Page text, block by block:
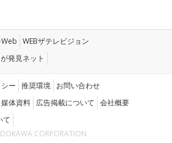
WEBザテレビジョン
発見ネット
ー 推奨環境 お問い合わせ
媒体資料 広告掲載について 会社概要
て
CORPORATION